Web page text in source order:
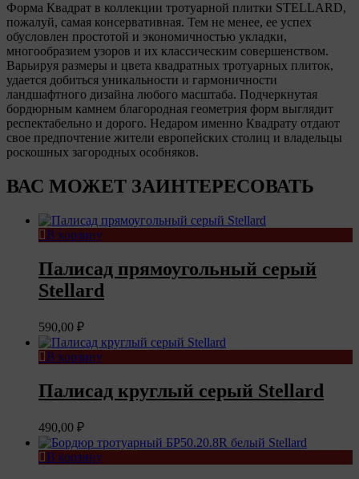
Форма Квадрат в коллекции тротуарной плитки STELLARD,
пожалуй, самая консервативная. Тем не менее, ее успех
обусловлен простотой и экономичностью укладки,
многообразием узоров и их классическим совершенством.
Варьируя размеры и цвета квадратных тротуарных плиток,
удается добиться уникальности и гармоничности
ландшафтного дизайна любого масштаба. Подчеркнутая
бордюрным камнем благородная геометрия форм выглядит
респектабельно и дорого. Недаром именно Квадрату отдают
свое предпочтение жители европейских столиц и владельцы
роскошных загородных особняков.
ВАС МОЖЕТ ЗАИНТЕРЕСОВАТЬ
В корзину
Палисад прямоугольный серый
Stellard
590,00 ₽
В корзину
Палисад круглый серый Stellard
490,00 ₽
В корзину